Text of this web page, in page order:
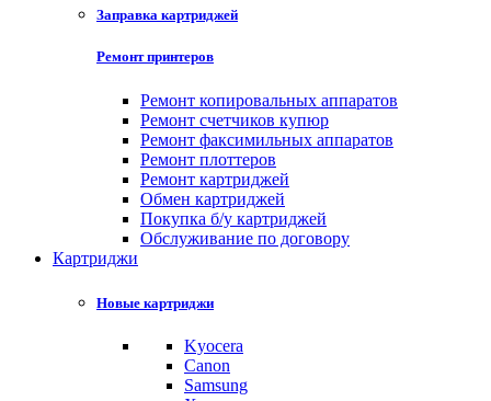
Заправка картриджей
Ремонт принтеров
Ремонт копировальных аппаратов
Ремонт счетчиков купюр
Ремонт факсимильных аппаратов
Ремонт плоттеров
Ремонт картриджей
Обмен картриджей
Покупка б/у картриджей
Обслуживание по договору
Картриджи
Новые картриджи
Kyocera
Canon
Samsung